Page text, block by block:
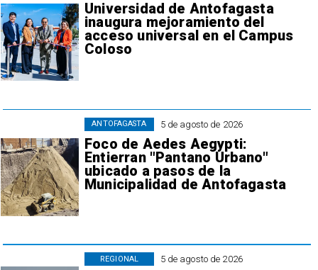
Universidad de Antofagasta
inaugura mejoramiento del
acceso universal en el Campus
Coloso
5 de agosto de 2026
Foco de Aedes Aegypti:
Entierran "Pantano Urbano"
ubicado a pasos de la
Municipalidad de Antofagasta
ANTOFAGASTA
5 de agosto de 2026
REGIONAL